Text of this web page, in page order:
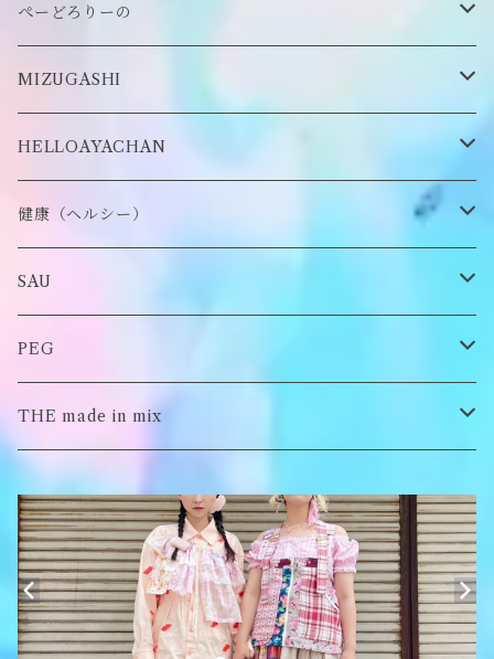
缶バッヂ
ロンT
ステッカー・シール
チャーム
Tシャツ
イヤーマフラー
other
Tシャツ
雑貨
ネックレス
マスクチェーン
帽子
キーホルダー
ブローチ
ぺーどろりーの
靴下
スタイ
MIZUGASHI
帽子
アクセサリー
HELLOAYACHAN
ピアス/イヤリング
健康（ヘルシー）
ロンT
スウェット/パーカー
Tシャツ
ソックス
SAU
ロンT
スウェット/パーカー
Tシャツ
PEG
キーチャーム
THE made in mix
ポーチ
キーホルダー
がま口